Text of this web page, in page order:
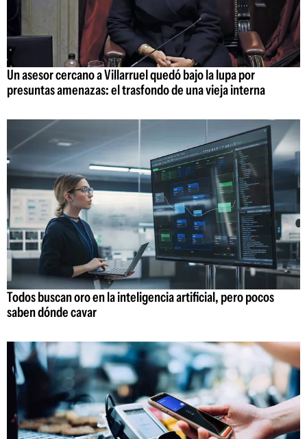
Un asesor cercano a Villarruel quedó bajo la lupa por
presuntas amenazas: el trasfondo de una vieja interna
Todos buscan oro en la inteligencia artificial, pero pocos
saben dónde cavar